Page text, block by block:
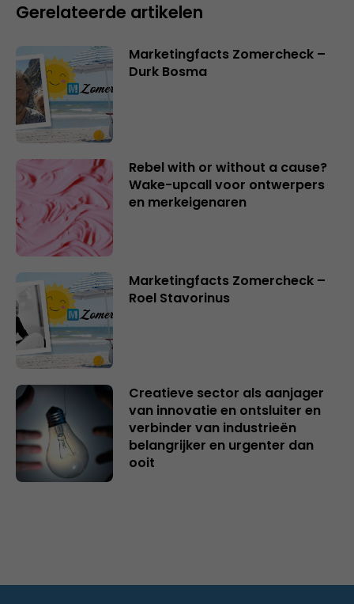
Gerelateerde artikelen
Marketingfacts Zomercheck –
Durk Bosma
Rebel with or without a cause?
Wake-upcall voor ontwerpers
en merkeigenaren
Marketingfacts Zomercheck –
Roel Stavorinus
Creatieve sector als aanjager
van innovatie en ontsluiter en
verbinder van industrieën
belangrijker en urgenter dan
ooit